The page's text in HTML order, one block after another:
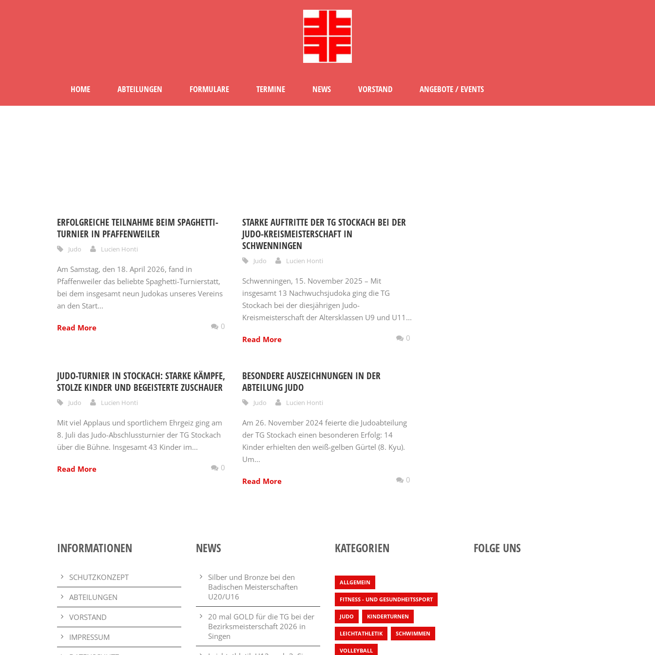
HOME ABTEILUNGEN FORMULARE TERMINE NEWS VORSTAND ANGEBOTE / EVENTS
ERFOLGREICHE TEILNAHME BEIM SPAGHETTI-
TURNIER IN PFAFFENWEILER
Judo Lucien Honti
Am Samstag, den 18. April 2026, fand in
Pfaffenweiler das beliebte Spaghetti-Turnierstatt,
bei dem insgesamt neun Judokas unseres Vereins
an den Start...
Read More 0
STARKE AUFTRITTE DER TG STOCKACH BEI DER
JUDO-KREISMEISTERSCHAFT IN
SCHWENNINGEN
Judo Lucien Honti
Schwenningen, 15. November 2025 – Mit
insgesamt 13 Nachwuchsjudoka ging die TG
Stockach bei der diesjährigen Judo-
Kreismeisterschaft der Altersklassen U9 und U11...
Read More 0
JUDO-TURNIER IN STOCKACH: STARKE KÄMPFE,
STOLZE KINDER UND BEGEISTERTE ZUSCHAUER
Judo Lucien Honti
Mit viel Applaus und sportlichem Ehrgeiz ging am
8. Juli das Judo-Abschlussturnier der TG Stockach
über die Bühne. Insgesamt 43 Kinder im...
Read More 0
BESONDERE AUSZEICHNUNGEN IN DER
ABTEILUNG JUDO
Judo Lucien Honti
Am 26. November 2024 feierte die Judoabteilung
der TG Stockach einen besonderen Erfolg: 14
Kinder erhielten den weiß-gelben Gürtel (8. Kyu).
Um...
Read More 0
INFORMATIONEN
SCHUTZKONZEPT
ABTEILUNGEN
VORSTAND
IMPRESSUM
NEWS
Silber und Bronze bei den
Badischen Meisterschaften
U20/U16
20 mal GOLD für die TG bei der
Bezirksmeisterschaft 2026 in
Singen
KATEGORIEN
ALLGEMEIN
FITNESS - UND GESUNDHEITSSPORT
JUDO KINDERTURNEN
LEICHTATHLETIK SCHWIMMEN
VOLLEYBALL
FOLGE UNS